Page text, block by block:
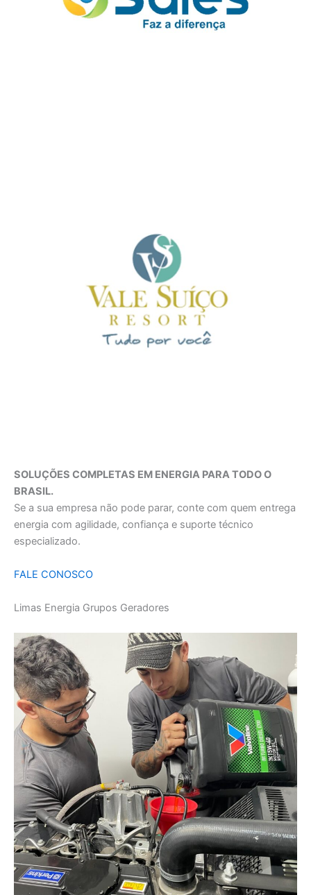
SOLUÇÕES COMPLETAS EM ENERGIA PARA TODO O
BRASIL.
Se a sua empresa não pode parar, conte com quem entrega
energia com agilidade, confiança e suporte técnico
especializado.
FALE CONOSCO
Limas Energia Grupos Geradores